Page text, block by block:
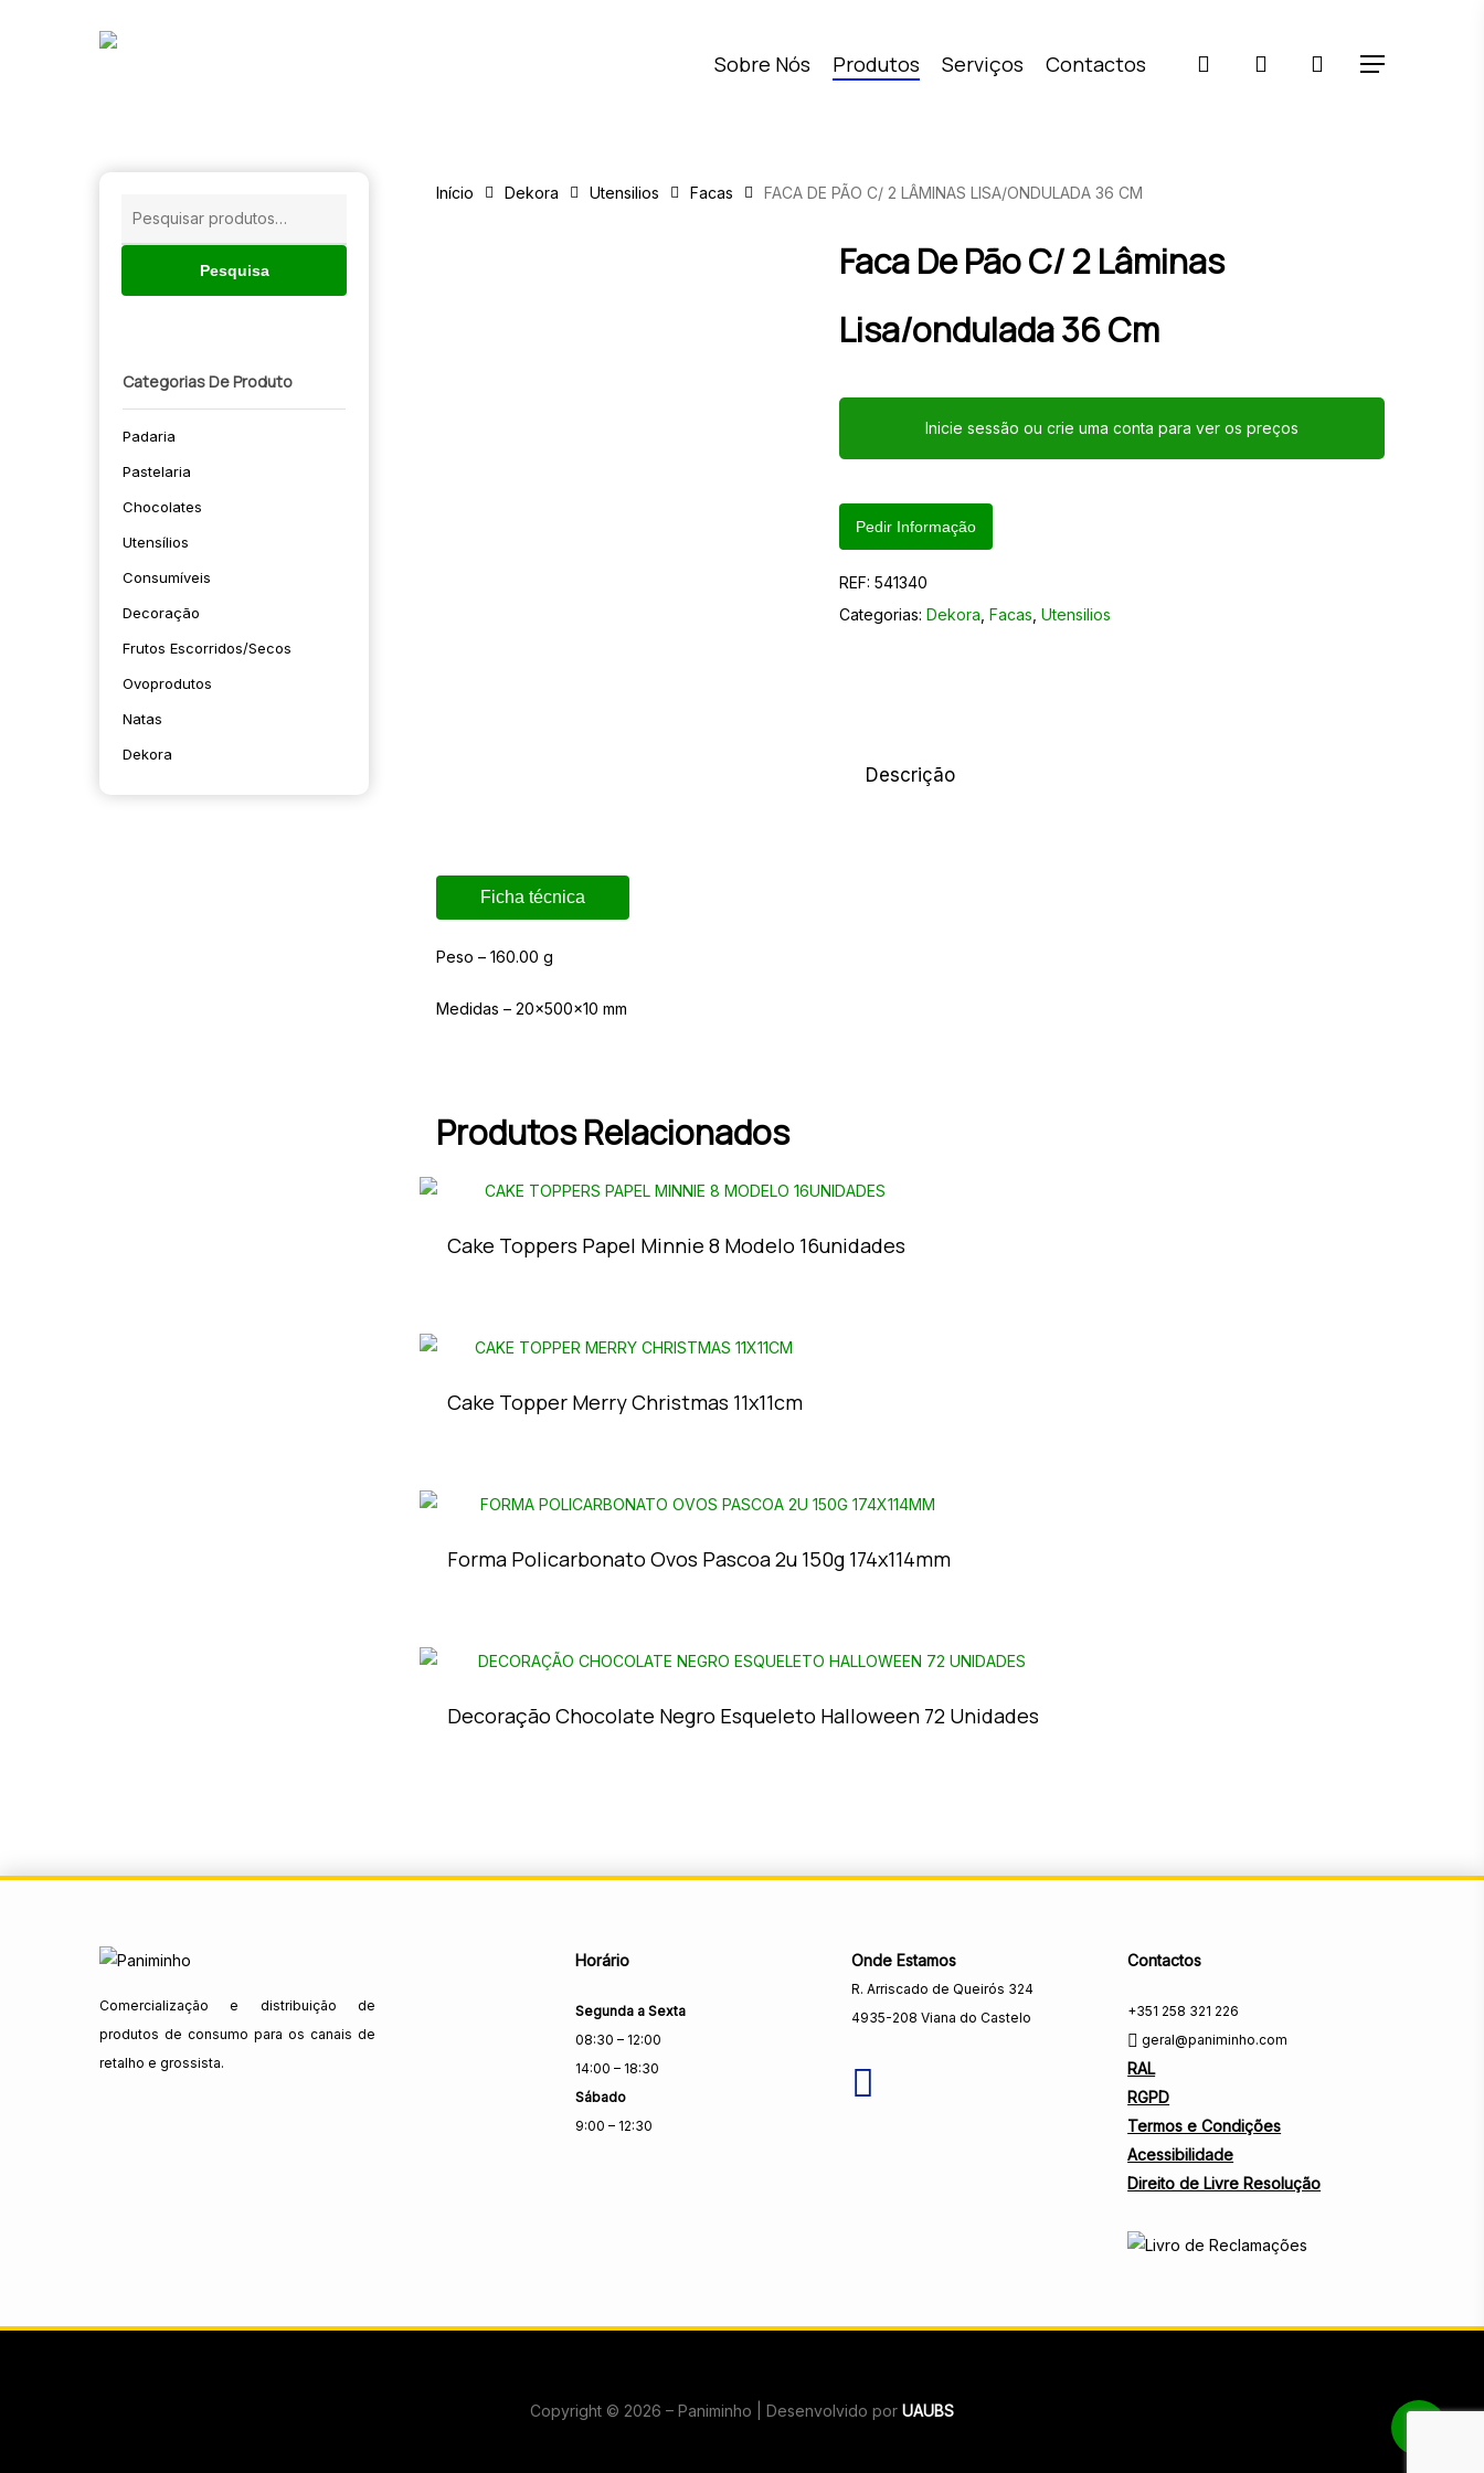
Sobre Nós Produtos Serviços Contactos pesquisaraccount Menu
Pesquisa
Categorias De Produto
Padaria
Pastelaria
Chocolates
Utensílios
Consumíveis
Decoração
Frutos Escorridos/secos
Ovoprodutos
Natas
Dekora
Início Dekora Utensilios Facas FACA DE PÃO C/ 2 LÂMINAS LISA/ONDULADA 36 CM
Faca De Pão C/ 2 Lâminas
Lisa/ondulada 36 Cm
Inicie sessão ou crie uma conta para ver os preços
Pedir Informação
REF:541340
Categorias:Dekora ,Facas ,Utensilios
Descrição
Ficha técnica
Peso – 160.00 g
Medidas – 20x500x10 mm
Produtos Relacionados
Cake Toppers Papel Minnie 8 Modelo 16unidades
Cake Topper Merry Christmas 11x11cm
Forma Policarbonato Ovos Pascoa 2u 150g 174x114mm
Decoração Chocolate Negro Esqueleto Halloween 72 Unidades
Comercialização e distribuição de
produtos de consumo para os canais de
retalho e grossista.
Horário
Segunda a Sexta
08:30 – 12:00
14:00 – 18:30
Sábado
9:00 – 12:30
Onde Estamos
R. Arriscado de Queirós 324
4935-208 Viana do Castelo
Contactos
+351 258 321 226
geral@paniminho.com
RAL
RGPD
Termos e Condições
Acessibilidade
Direito de Livre Resolução
Copyright © 2026 – Paniminho | Desenvolvido por UAUBS